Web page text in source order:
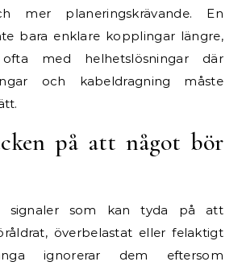
mer planeringskrävande. En
bara enklare kopplingar längre,
med helhetslösningar där
och kabeldragning måste
på att något bör
signaler som kan tyda på att
överbelastat eller felaktigt
ignorerar dem eftersom